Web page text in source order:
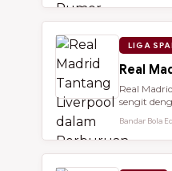
LIGA
Real
Real
sengit
Bandar Bola